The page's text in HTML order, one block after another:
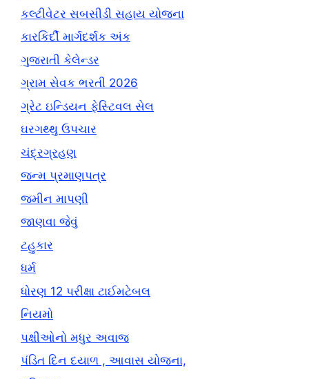
કલ્ટીવેટર સબસીડી સહાય યોજના
કારકિર્દી માર્ગદર્શક અંક
ગુજરાતી કેલેન્ડર
ગ્રામ સેવક ભરતી 2026
ગ્રેટ ઇન્ડિયન ફેસ્ટિવલ સેલ
ઘરગથ્થુ ઉપચાર
ચંદ્રગ્રહણ
જન્મ પ્રમાણપત્ર
જમીન માપણી
જાણવા જેવું
ટહુકાર
ધર્મ
ધોરણ 12 પરીક્ષા ટાઈમટેબલ
નિયમો
પક્ષીઓનો મધુર અવાજ
પંડિત દિન દયાળ , આવાસ યોજના,